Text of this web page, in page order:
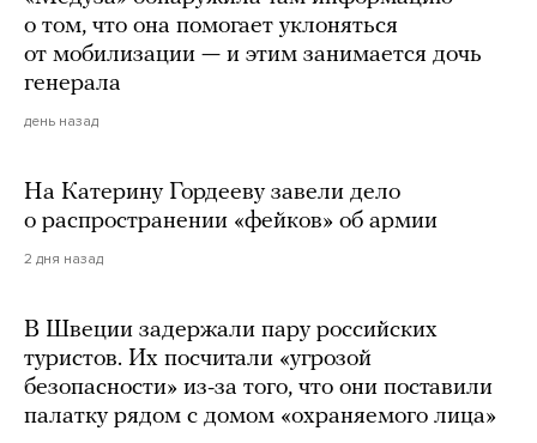
о том, что она помогает уклоняться
от мобилизации — и этим занимается дочь
генерала
день назад
На Катерину Гордееву завели дело
о распространении «фейков» об армии
2 дня назад
В Швеции задержали пару российских
туристов. Их посчитали «угрозой
безопасности» из-за того, что они поставили
палатку рядом с домом «охраняемого лица»